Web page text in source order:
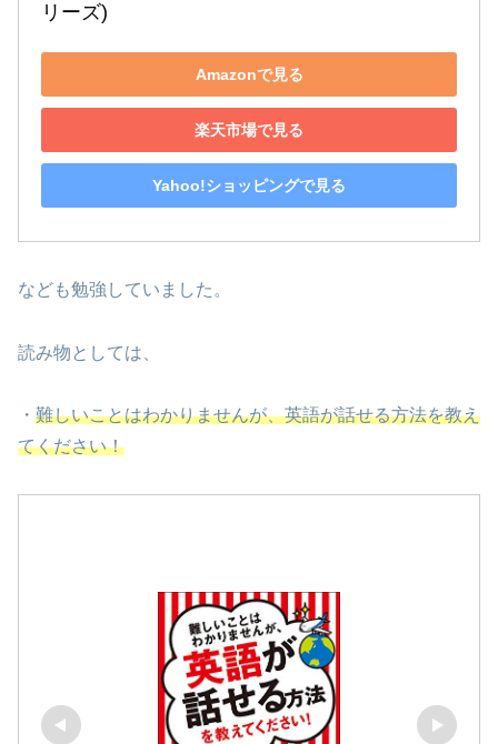
リーズ)
Amazonで見る
楽天市場で見る
Yahoo!ショッピングで見る
なども勉強していました。
読み物としては、
・ 難しいことはわかりませんが、英語が話せる方法を教え
てください！